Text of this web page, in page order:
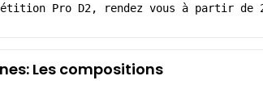
Pro D2, rendez vous à partir de
Les compositions